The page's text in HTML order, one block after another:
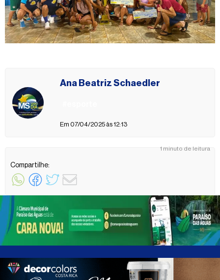
1 minuto de leitura
Ana Beatriz Schaedler
Em 07/04/2025 às 12:13
Compartilhe: